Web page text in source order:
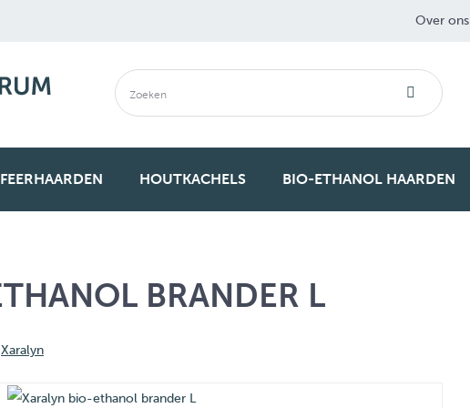
Over ons
HOUTKACHELS BIO-ETHANOL HAARDEN
BRANDER L
Xaralyn